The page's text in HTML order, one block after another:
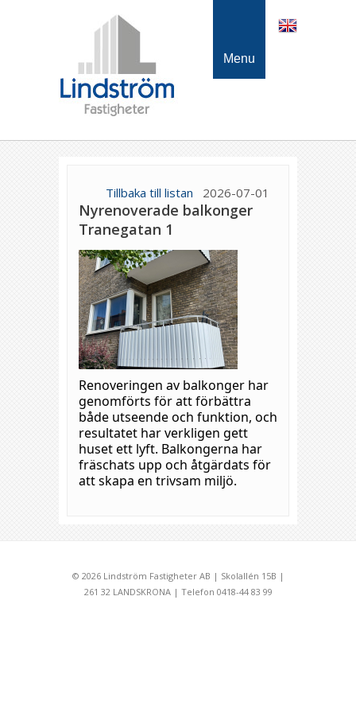
Menu
Tillbaka till listan 2026-07-01
Nyrenoverade balkonger
Tranegatan 1
Renoveringen av balkonger har
genomförts för att förbättra
både utseende och funktion, och
resultatet har verkligen gett
huset ett lyft. Balkongerna har
fräschats upp och åtgärdats för
att skapa en trivsam miljö.
© 2026 Lindström Fastigheter AB | Skolallén 15B |
261 32 LANDSKRONA | Telefon 0418-44 83 99